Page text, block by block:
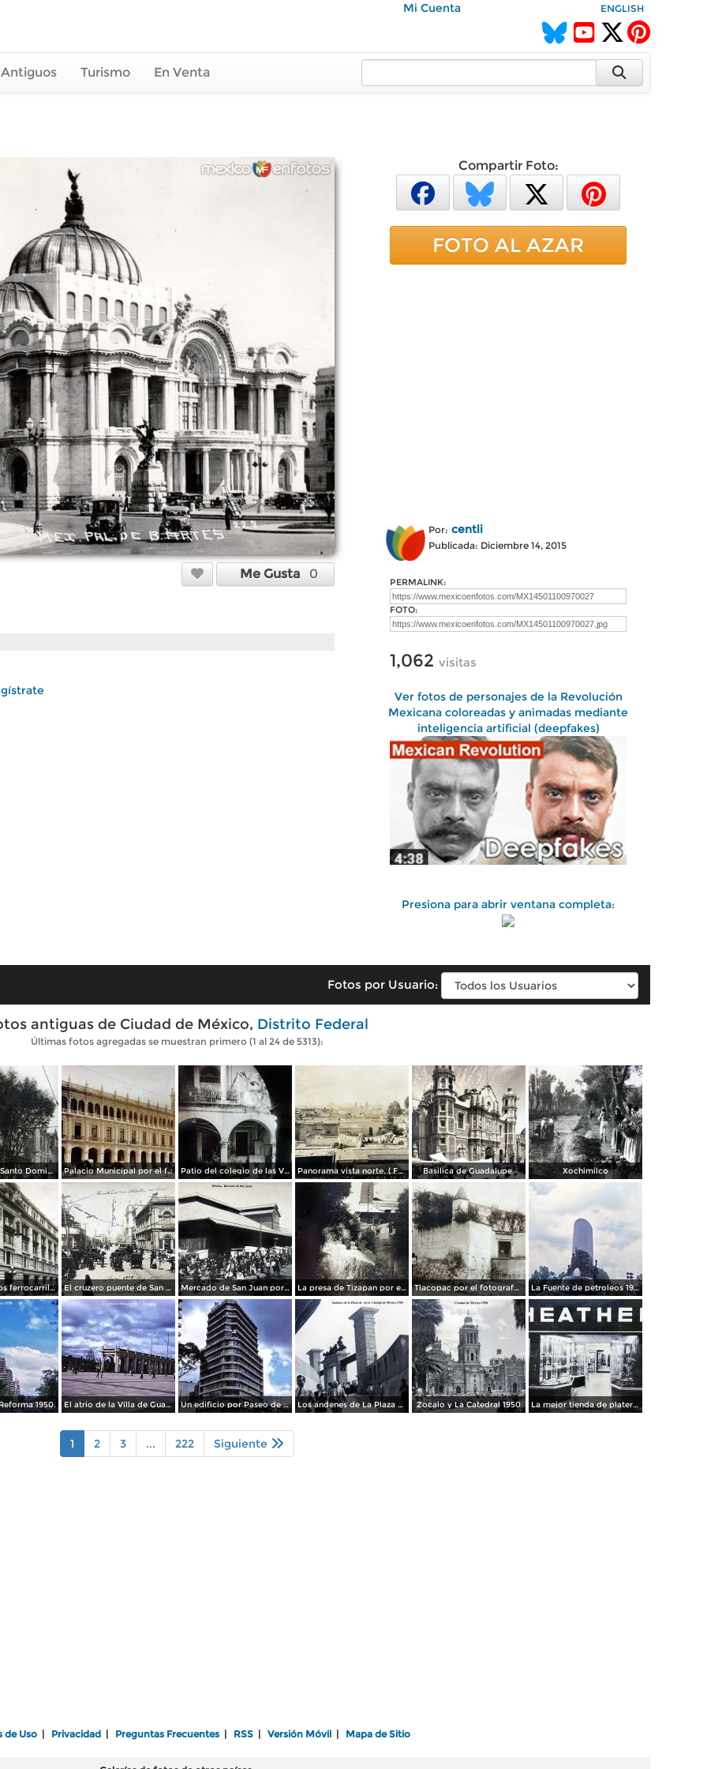
Mi Cuenta ENGLISH
Turismo En Venta
Me Gusta 0
Compartir Foto:
FOTO AL AZAR
Por: centli
Publicada: Diciembre 14, 2015
PERMALINK:
FOTO:
1,062 visitas
Ver fotos de personajes de la Revolución
Mexicana coloreadas y animadas mediante
inteligencia artificial (deepfakes)
Presiona para abrir ventana completa:
Fotos por Usuario:
antiguas de Ciudad de México, Distrito Federal
Últimas fotos agregadas se muestran primero (1 al 24 de 5313):
La Iglesia de Santo Domingo. Palacio Municipal por el fotografo Hugo Brehme.. Patio del colegio de las Vizcainas por el fotografo Hugo Brehme. Panorama vista norte. ( Fechada el 20 de Junio de 1905 ). Basilica de Guadalupe. Xochimilco
Edicicio de los ferrocarriles. El cruzero puente de San Francisco y Guardiola por el fotografo Felix Miret. Mercado de San Juan por el fotografo Felix Miret La presa de Tizapan por el fotografo Fernando Kososky. ( Circulada el 22 de Diembre de 1910 ). Tlacopac por el fotografo Hugo Brehme. La Fuente de petroleos 1950.
1950. El atrio de la Villa de Guadalupe 1950. Un edificio por Paseo de La Reforma 1950 Los andenes de La Plaza de toros Ciudad de México 1950 Zocalo y La Catedral 1950 La mejor tienda de plateria.
1 2 3 ... 222 Siguiente
de Uso Privacidad Preguntas Frecuentes RSS Versión Móvil Mapa de Sitio